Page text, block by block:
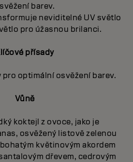
barev.
neviditelné UV světlo
pro úžasnou brilanci.
přísady
pro optimální osvěžení barev.
Vůně
koktejl z ovoce, jako je
osvěžený listově zelenou
květinovým akordem
dřevem, cedrovým